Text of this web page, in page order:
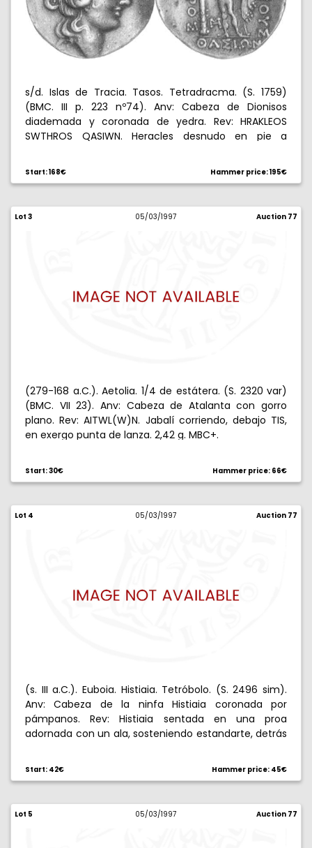
s/d. Islas de Tracia. Tasos. Tetradracma. (S. 1759)
(BMC. III p. 223 nº74). Anv: Cabeza de Dionisos
diademada y coronada de yedra. Rev: HRAKLEOS
SWTHROS QASIWN. Heracles desnudo en pie a
izquierdo. 16,73 g. EBC-/EBC.
Start: 168€ Hammer price: 195€
Lot 3 05/03/1997 Auction 77
(279-168 a.C.). Aetolia. 1/4 de estátera. (S. 2320 var)
(BMC. VII 23). Anv: Cabeza de Atalanta con gorro
plano. Rev: AITWL(W)N. Jabalí corriendo, debajo TIS,
en exergo punta de lanza. 2,42 g. MBC+.
Start: 30€ Hammer price: 66€
Lot 4 05/03/1997 Auction 77
(s. III a.C.). Euboia. Histiaia. Tetróbolo. (S. 2496 sim).
Anv: Cabeza de la ninfa Histiaia coronada por
pámpanos. Rev: Histiaia sentada en una proa
adornada con un ala, sosteniendo estandarte, detrás
macedonia. MBC+.
Start: 42€ Hammer price: 45€
Lot 5 05/03/1997 Auction 77